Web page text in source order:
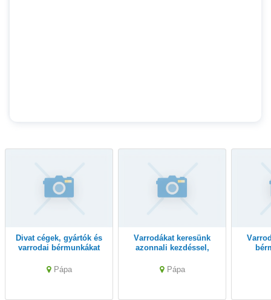
Divat cégek, gyártók és
varrodai bérmunkákat
figyelmébe ajánlom.
Pápa
Varrodákat keresünk
azonnali kezdéssel,
Pápa
Varrodákat keresünk